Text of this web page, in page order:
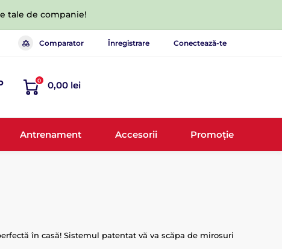
tale de companie!
Comparator Înregistrare Conectează-te
0 0,00 lei
Antrenament Accesorii Promoție
în casă! Sistemul patentat vă va scăpa de mirosuri